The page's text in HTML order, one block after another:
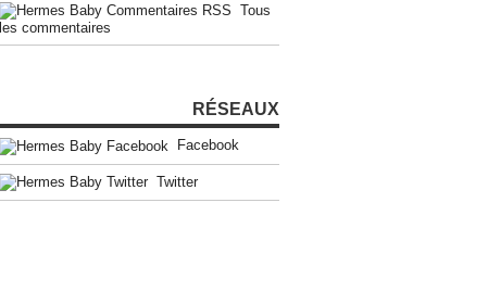
Tous
les commentaires
RÉSEAUX
Facebook
Twitter